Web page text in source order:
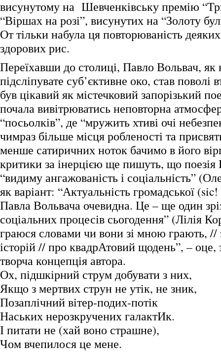
висунутому на Шевченківську премію
“Віршах на розі”, висунутих на “Золоту
От тільки набула ця повторюваність
здорових рис.
Переїхавши до столиці, Павло Вольвач, як
підсліпувате суб’єктивне око, став поволі
був цікавий як містечковий запорізький
почала вивітрюватись неповторна
“посьолків”, де “мружить хтиві очі
чимраз більше місця робленості та
менше сатиричних ноток бачимо в його
критики за інерцією ще пишуть, що поезія
“видиму ангажованість і соціальність”
як варіант: “Актуальність громадської
Павла Вольвача очевидна. Це – ще один
соціальних процесів сьогодення” (Лілія
граюся словами чи вони зі мною грають, //
історій // про квадрАтовий щодень”, – оце,
творча концепція автора.
Ох, підшкірний струм добувати з них,
Якщо з мертвих струн не утік, не зник,
Позаплічний вітер-подих-потік
Наських нерозкручених галактИк.
І питати не (хай воно страшне),
Чом вчепилося це мене.